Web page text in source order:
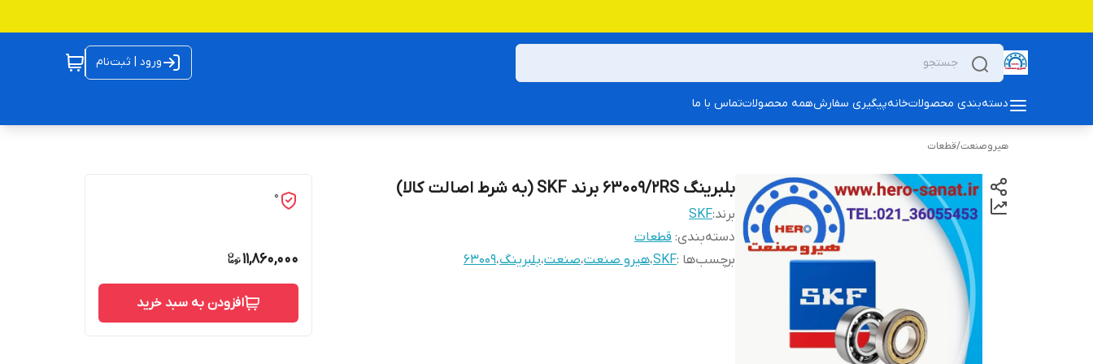
ورود | ثبت‌نام
دسته‌بندی محصولاتخانهپیگیری سفارشهمه محصولاتتماس با ما
هیروصنعت/قطعات
بلبرینگ 63009/2RS برند SKF (به شرط اصالت کالا)
برند:SKF
دسته‌بندی: قطعات
برچسب‌ها :SKF،هیرو صنعت،صنعت،بلبرینگ،63009
0
11,860,000
افزودن به سبد خرید